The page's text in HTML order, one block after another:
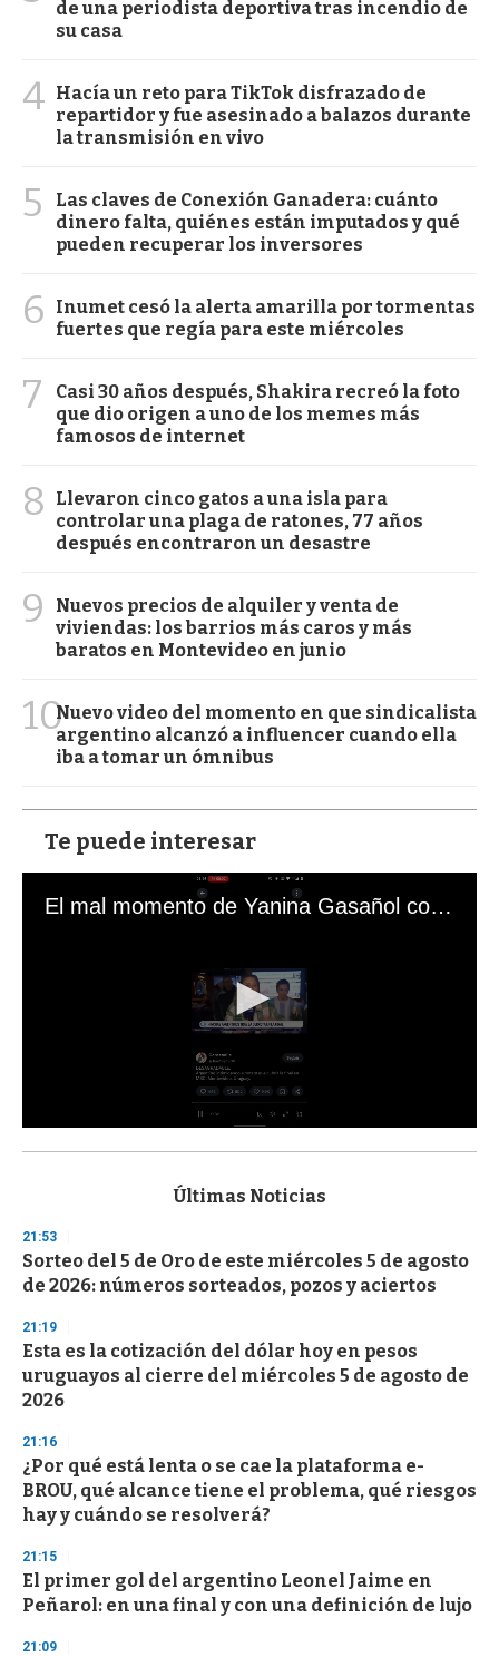
de una periodista deportiva tras incendio de
su casa
4 Hacía un reto para TikTok disfrazado de
repartidor y fue asesinado a balazos durante
la transmisión en vivo
5
Las claves de Conexión Ganadera: cuánto
dinero falta, quiénes están imputados y qué
pueden recuperar los inversores
6
Inumet cesó la alerta amarilla por tormentas
fuertes que regía para este miércoles
7
Casi 30 años después, Shakira recreó la foto
que dio origen a uno de los memes más
famosos de internet
8
Llevaron cinco gatos a una isla para
controlar una plaga de ratones, 77 años
después encontraron un desastre
9
Nuevos precios de alquiler y venta de
viviendas: los barrios más caros y más
baratos en Montevideo en junio
10Nuevo video del momento en que sindicalista
argentino alcanzó a influencer cuando ella
iba a tomar un ómnibus
Te puede interesar
El mal momento de Yanina Gasañol con un hincha argentino en "Subrayado"
s
d
s
o
f
3
s
c
o
d
Últimas Noticias
21:53
Sorteo del 5 de Oro de este miércoles 5 de agosto
de 2026: números sorteados, pozos y aciertos
21:19
Esta es la cotización del dólar hoy en pesos
uruguayos al cierre del miércoles 5 de agosto de
2026
21:16
¿Por qué está lenta o se cae la plataforma e-
BROU, qué alcance tiene el problema, qué riesgos
hay y cuándo se resolverá?
21:15
El primer gol del argentino Leonel Jaime en
Peñarol: en una final y con una definición de lujo
21:09